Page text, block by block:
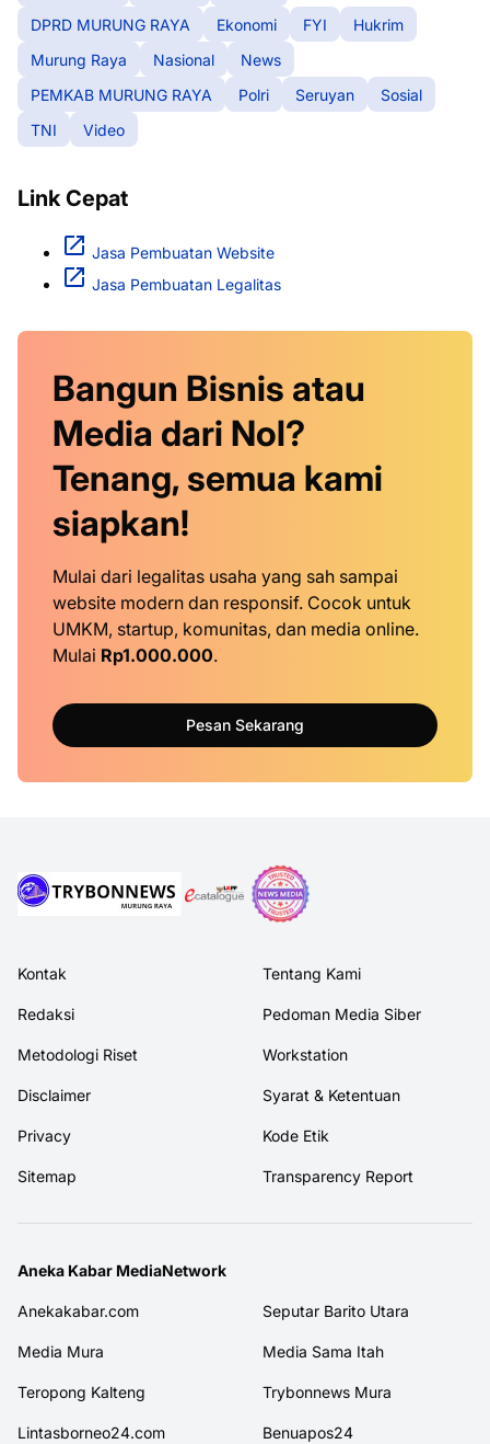
DPRD MURUNG RAYA
Ekonomi FYI
Hukrim
Murung Raya
Nasional
News
PEMKAB MURUNG RAYA
Polri Seruyan
Sosial
TNI
Video
Link Cepat
Jasa Pembuatan Website
Jasa Pembuatan Legalitas
Bangun Bisnis atau
Media dari Nol?
Tenang, semua kami
siapkan!
Mulai dari legalitas usaha yang sah sampai
website modern dan responsif. Cocok untuk
UMKM, startup, komunitas, dan media online.
Mulai Rp1.000.000.
Pesan Sekarang
Kontak Tentang Kami
Redaksi Pedoman Media Siber
Metodologi Riset Workstation
Disclaimer Syarat & Ketentuan
Privacy Kode Etik
Sitemap Transparency Report
Aneka Kabar MediaNetwork
Anekakabar.com Seputar Barito Utara
Media Mura Media Sama Itah
Teropong Kalteng Trybonnews Mura
Lintasborneo24.com Benuapos24